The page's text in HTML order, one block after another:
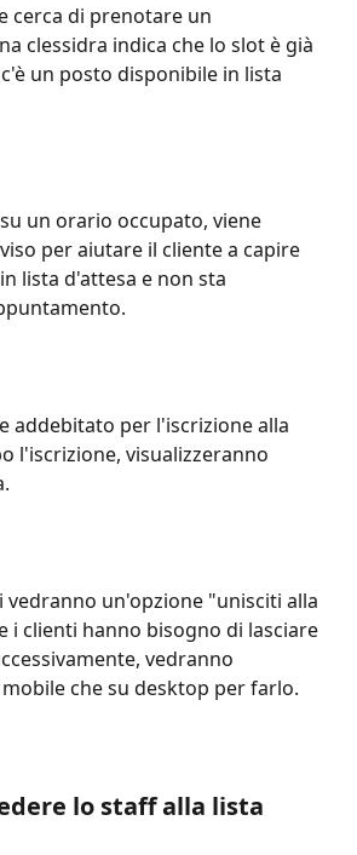
cerca di prenotare un
clessidra indica che lo slot è già
un posto disponibile in lista
un orario occupato, viene
per aiutare il cliente a capire
lista d'attesa e non sta
addebitato per l'iscrizione alla
l'iscrizione, visualizzeranno
vedranno un'opzione "unisciti alla
i clienti hanno bisogno di lasciare
vedranno
che su desktop per farlo.
lo staff alla lista